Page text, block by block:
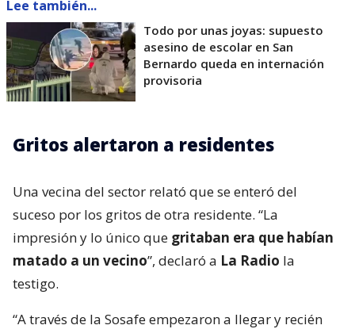
Lee también...
Todo por unas joyas: supuesto
asesino de escolar en San
Bernardo queda en internación
provisoria
Gritos alertaron a residentes
Una vecina del sector relató que se enteró del
suceso por los gritos de otra residente. “La
impresión y lo único que gritaban era que habían
matado a un vecino”, declaró a La Radio la
testigo.
“A través de la Sosafe empezaron a llegar y recién